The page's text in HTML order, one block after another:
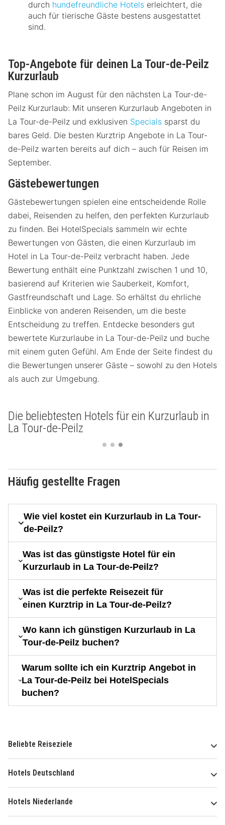
durch hundefreundliche Hotels erleichtert, die
auch für tierische Gäste bestens ausgestattet
sind.
Top-Angebote für deinen La Tour-de-Peilz
Kurzurlaub
Plane schon im August für den nächsten La Tour-de-
Peilz Kurzurlaub: Mit unseren Kurzurlaub Angeboten in
La Tour-de-Peilz und exklusiven Specials sparst du
bares Geld. Die besten Kurztrip Angebote in La Tour-
de-Peilz warten bereits auf dich – auch für Reisen im
September.
Gästebewertungen
Gästebewertungen spielen eine entscheidende Rolle
dabei, Reisenden zu helfen, den perfekten Kurzurlaub
zu finden. Bei HotelSpecials sammeln wir echte
Bewertungen von Gästen, die einen Kurzurlaub im
Hotel in La Tour-de-Peilz verbracht haben. Jede
Bewertung enthält eine Punktzahl zwischen 1 und 10,
basierend auf Kriterien wie Sauberkeit, Komfort,
Gastfreundschaft und Lage. So erhältst du ehrliche
Einblicke von anderen Reisenden, um die beste
Entscheidung zu treffen. Entdecke besonders gut
bewertete Kurzurlaube in La Tour-de-Peilz und buche
mit einem guten Gefühl. Am Ende der Seite findest du
die Bewertungen unserer Gäste – sowohl zu den Hotels
als auch zur Umgebung.
Die beliebtesten Hotels für ein Kurzurlaub in
La Tour-de-Peilz
Häufig gestellte Fragen
Wie viel kostet ein Kurzurlaub in La Tour-
de-Peilz?
Was ist das günstigste Hotel für ein
Kurzurlaub in La Tour-de-Peilz?
Was ist die perfekte Reisezeit für
einen Kurztrip in La Tour-de-Peilz?
Wo kann ich günstigen Kurzurlaub in La
Tour-de-Peilz buchen?
Warum sollte ich ein Kurztrip Angebot in
La Tour-de-Peilz bei HotelSpecials
buchen?
Beliebte Reiseziele
Hotels Deutschland
Hotels Niederlande